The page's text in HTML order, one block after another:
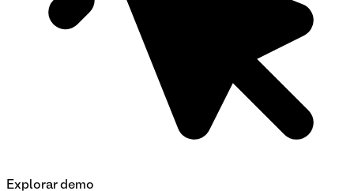
Explorar demo